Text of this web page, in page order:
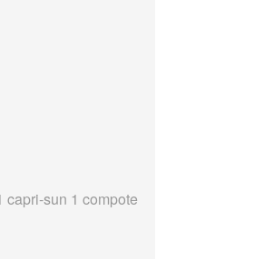
capri-sun 1 compote